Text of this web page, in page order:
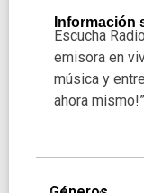
Información
Escucha
emisora en
música y
ahora mismo!”